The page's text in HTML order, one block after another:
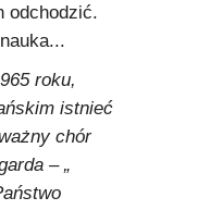
odchodzić.
roku,
istnieć
chór
– „